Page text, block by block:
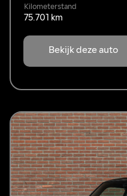
Kilometerstand
75.701 km
Bekijk deze auto